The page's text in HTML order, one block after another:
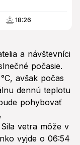
18:26
a návštevníci
počasie.
avšak počas
dennú teplotu
pohybovať
vetra môže v
vyjde o 06:54